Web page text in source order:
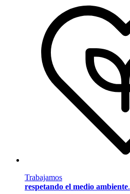
Trabajamos
respetando el medio ambiente.